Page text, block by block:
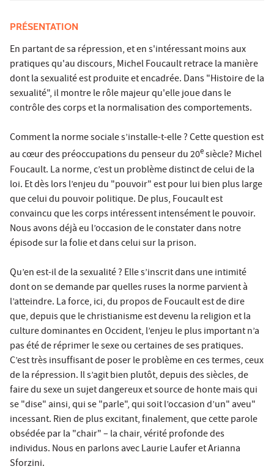
PRÉSENTATION
En partant de sa répression, et en s'intéressant moins aux
pratiques qu'au discours, Michel Foucault retrace la manière
dont la sexualité est produite et encadrée. Dans "Histoire de la
sexualité", il montre le rôle majeur qu'elle joue dans le
contrôle des corps et la normalisation des comportements.
Comment la norme sociale s’installe-t-elle ? Cette question est
au cœur des préoccupations du penseur du 20esiècle? Michel
Foucault. La norme, c’est un problème distinct de celui de la
loi. Et dès lors l’enjeu du "pouvoir" est pour lui bien plus large
que celui du pouvoir politique. De plus, Foucault est
convaincu que les corps intéressent intensément le pouvoir.
Nous avons déjà eu l’occasion de le constater dans notre
épisode sur la folie et dans celui sur la prison.
Qu’en est-il de la sexualité ? Elle s’inscrit dans une intimité
dont on se demande par quelles ruses la norme parvient à
l’atteindre. La force, ici, du propos de Foucault est de dire
que, depuis que le christianisme est devenu la religion et la
culture dominantes en Occident, l’enjeu le plus important n’a
pas été de réprimer le sexe ou certaines de ses pratiques.
C’est très insuffisant de poser le problème en ces termes, ceux
de la répression. Il s’agit bien plutôt, depuis des siècles, de
faire du sexe un sujet dangereux et source de honte mais qui
se "dise" ainsi, qui se "parle", qui soit l’occasion d’un" aveu"
incessant. Rien de plus excitant, finalement, que cette parole
obsédée par la "chair" – la chair, vérité profonde des
individus. Nous en parlons avec Laurie Laufer et Arianna
Sforzini.